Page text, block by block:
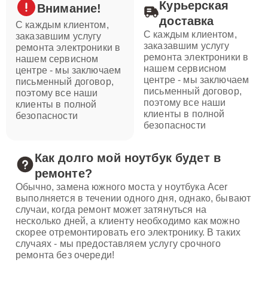
Внимание!
С каждым клиентом,
заказавшим услугу
ремонта электроники в
нашем сервисном
центре - мы заключаем
письменный договор,
поэтому все наши
клиенты в полной
безопасности
Курьерская
доставка
С каждым клиентом,
заказавшим услугу
ремонта электроники в
нашем сервисном
центре - мы заключаем
письменный договор,
поэтому все наши
клиенты в полной
безопасности
Как долго мой ноутбук будет в
ремонте?
Обычно, замена южного моста у ноутбука Acer
выполняется в течении одного дня, однако, бывают
случаи, когда ремонт может затянуться на
несколько дней, а клиенту необходимо как можно
скорее отремонтировать его электронику. В таких
случаях - мы предоставляем услугу срочного
ремонта без очереди!